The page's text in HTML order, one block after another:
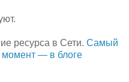
ресурса в Сети. Самый
— в блоге